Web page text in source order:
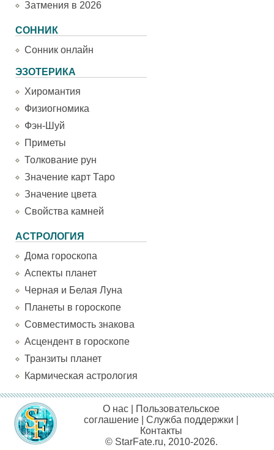
Затмения в 2026
СОННИК
Сонник онлайн
ЭЗОТЕРИКА
Хиромантия
Физиогномика
Фэн-Шуй
Приметы
Толкование рун
Значение карт Таро
Значение цвета
Свойства камней
АСТРОЛОГИЯ
Дома гороскопа
Аспекты планет
Черная и Белая Луна
Планеты в гороскопе
Совместимость знакова
Асцендент в гороскопе
Транзиты планет
Кармическая астрология
О нас
Пользовательское
соглашение |Служба поддержки
Контакты
© StarFate.ru, 2010-2026.